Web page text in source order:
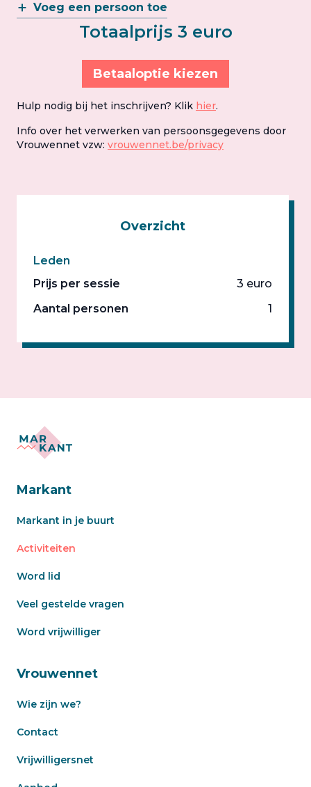
Voeg een persoon toe
Totaalprijs 3 euro
Betaaloptie kiezen
Hulp nodig bij het inschrijven? Klik hier.
Info over het verwerken van persoonsgegevens door
Vrouwennet vzw: vrouwennet.be/privacy
Overzicht
Leden
Prijs per sessie
3 euro
Aantal personen
1
Markant
Markant in je buurt
Activiteiten
Word lid
Veel gestelde vragen
Word vrijwilliger
Vrouwennet
Wie zijn we?
Contact
Vrijwilligersnet